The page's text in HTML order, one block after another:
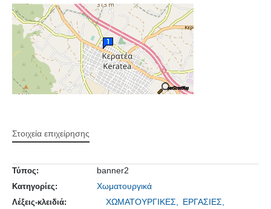
Στοιχεία επιχείρησης
Τύπος: banner2
Κατηγορίες: Χωματουργικά
Λέξεις-κλειδιά: ΧΩΜΑΤΟΥΡΓΙΚΕΣ,
ΕΡΓΑΣΙΕΣ,